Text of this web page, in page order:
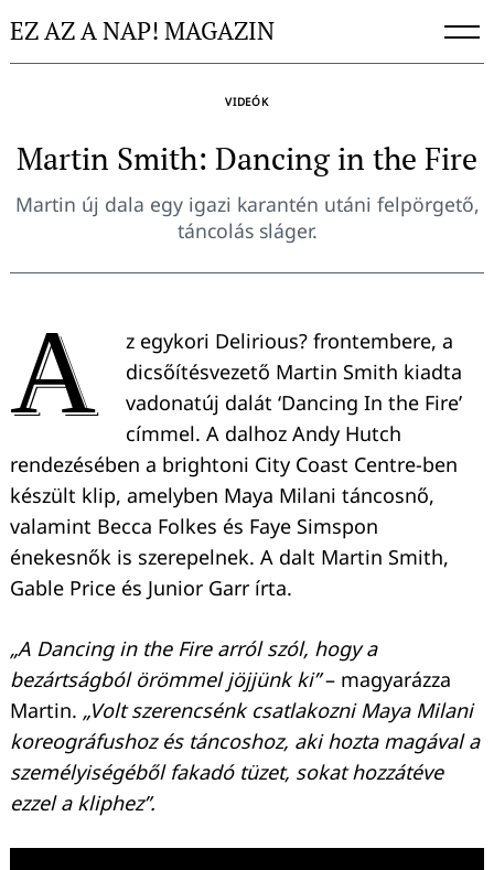
toEZ AZ A NAP! MAGAZIN
VIDEÓK
Martin Smith: Dancing in the Fire
Martin új dala egy igazi karantén utáni felpörgető,
táncolás sláger.
A
z egykori Delirious? frontembere, a
dicsőítésvezető Martin Smith kiadta
vadonatúj dalát ‘Dancing In the Fire’
címmel. A dalhoz Andy Hutch
rendezésében a brightoni City Coast Centre-ben
készült klip, amelyben Maya Milani táncosnő,
valamint Becca Folkes és Faye Simspon
énekesnők is szerepelnek. A dalt Martin Smith,
Gable Price és Junior Garr írta.
„A Dancing in the Fire arról szól, hogy a
bezártságból örömmel jöjjünk ki”– magyarázza
Martin. „Volt szerencsénk csatlakozni Maya Milani
koreográfushoz és táncoshoz, aki hozta magával a
személyiségéből fakadó tüzet, sokat hozzátéve
ezzel a kliphez”.